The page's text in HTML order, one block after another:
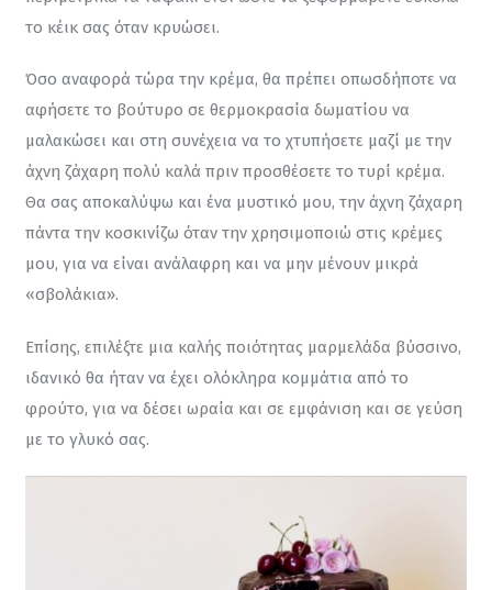
το κέικ σας όταν κρυώσει.
Όσο αναφορά τώρα την κρέμα, θα πρέπει οπωσδήποτε να
αφήσετε το βούτυρο σε θερμοκρασία δωματίου να
μαλακώσει και στη συνέχεια να το χτυπήσετε μαζί με την
άχνη ζάχαρη πολύ καλά πριν προσθέσετε το τυρί κρέμα.
Θα σας αποκαλύψω και ένα μυστικό μου, την άχνη ζάχαρη
πάντα την κοσκινίζω όταν την χρησιμοποιώ στις κρέμες
μου, για να είναι ανάλαφρη και να μην μένουν μικρά
«σβολάκια».
Επίσης, επιλέξτε μια καλής ποιότητας μαρμελάδα βύσσινο,
ιδανικό θα ήταν να έχει ολόκληρα κομμάτια από το
φρούτο, για να δέσει ωραία και σε εμφάνιση και σε γεύση
με το γλυκό σας.